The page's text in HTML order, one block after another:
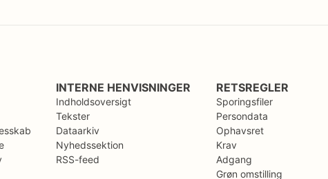
INTERNE HENVISNINGER
Indholdsoversigt
Tekster
Dataarkiv
Nyhedssektion
RSS-feed
RETSREGLER
Sporingsfiler
Persondata
Ophavsret
Krav
Adgang
Grøn omstilling